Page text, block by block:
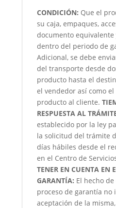
CONDICIÓN: Que el
su caja, empaques,
documento
dentro del periodo de
Adicional, se debe
del transporte desde
producto hasta el
el vendedor así como
producto al cliente.
RESPUESTA AL
establecido por la ley
la solicitud del trámite
días hábiles desde el
en el Centro de
TENER EN CUENTA EN
GARANTÍA: El hecho
proceso de garantía no
aceptación de la